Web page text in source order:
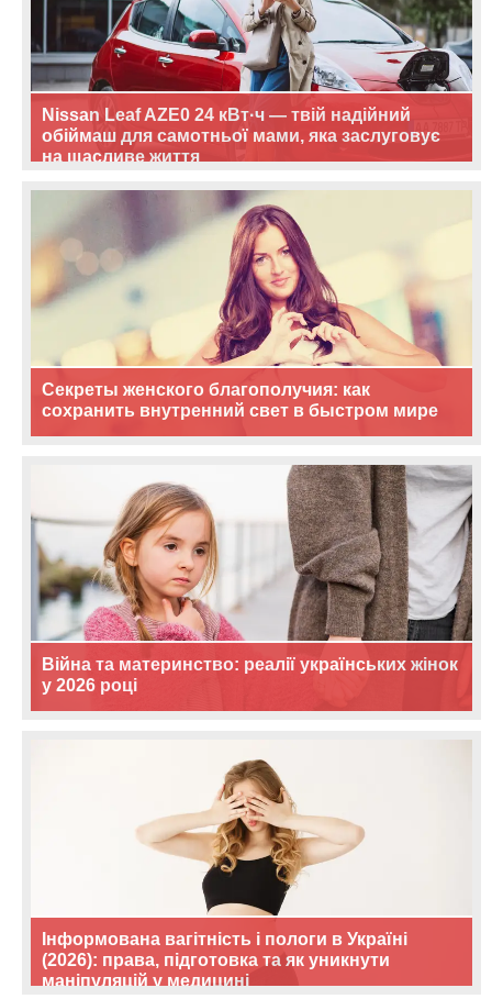
Nissan Leaf AZE0 24 кВт·ч — твій надійний
обіймаш для самотньої мами, яка заслуговує
на щасливе життя
Секреты женского благополучия: как
сохранить внутренний свет в быстром мире
Війна та материнство: реалії українських жінок
у 2026 році
Інформована вагітність і пологи в Україні
(2026): права, підготовка та як уникнути
маніпуляцій у медицині